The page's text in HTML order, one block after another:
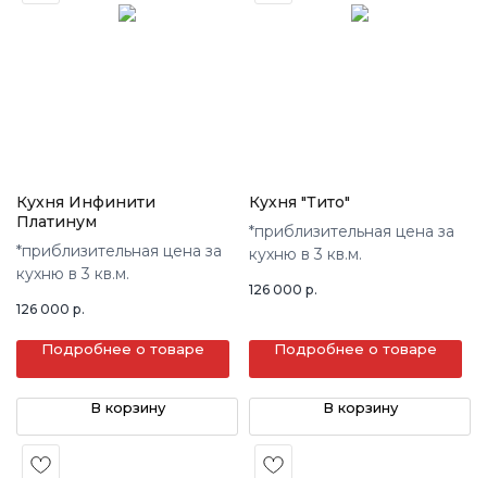
Кухня Инфинити
Платинум
*приблизительная цена за
кухню в 3 кв.м.
126 000 р.
Подробнее о товаре
В корзину
Кухня "Тито"
*приблизительная цена за
кухню в 3 кв.м.
126 000 р.
Подробнее о товаре
В корзину